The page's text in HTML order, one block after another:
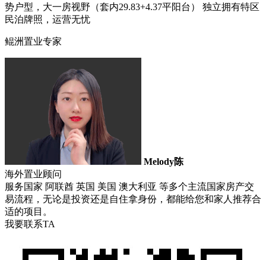
势户型，大一房视野（套内29.83+4.37平阳台） 独立拥有特区
民泊牌照，运营无忧
鲲洲置业专家
Melody陈
海外置业顾问
服务国家 阿联酋 英国 美国 澳大利亚 等多个主流国家房产交
易流程，无论是投资还是自住拿身份，都能给您和家人推荐合
适的项目。
我要联系TA